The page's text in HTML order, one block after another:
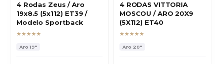
4 Rodas Zeus / Aro
19x8.5 (5x112) ET39 /
Modelo Sportback
★★★★★
Aro19"
4 RODAS VITTORIA
MOSCOU / ARO 20X9
(5X112) ET40
★★★★★
Aro 20"